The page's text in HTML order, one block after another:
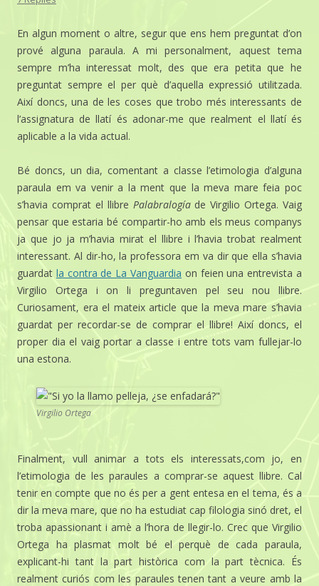
En algun moment o altre, segur que ens hem preguntat d’on
prové alguna paraula. A mi personalment, aquest tema
sempre m’ha interessat molt, des que era petita que he
preguntat sempre el per què d’aquella expressió utilitzada.
Així doncs, una de les coses que trobo més interessants de
l’assignatura de llatí és adonar-me que realment el llatí és
aplicable a la vida actual.
Bé doncs, un dia, comentant a classe l’etimologia d’alguna
paraula em va venir a la ment que la meva mare feia poc
s’havia comprat el llibre Palabralogía de Virgilio Ortega. Vaig
pensar que estaria bé compartir-ho amb els meus companys
ja que jo ja m’havia mirat el llibre i l’havia trobat realment
interessant. Al dir-ho, la professora em va dir que ella s’havia
guardat la contra de La Vanguardia on feien una entrevista a
Virgilio Ortega i on li preguntaven pel seu nou llibre.
Curiosament, era el mateix article que la meva mare s’havia
guardat per recordar-se de comprar el llibre! Així doncs, el
proper dia el vaig portar a classe i entre tots vam fullejar-lo
una estona.
Virgilio Ortega
Finalment, vull animar a tots els interessats,com jo, en
l’etimologia de les paraules a comprar-se aquest llibre. Cal
tenir en compte que no és per a gent entesa en el tema, és a
dir la meva mare, que no ha estudiat cap filologia sinó dret, el
troba apassionant i amè a l’hora de llegir-lo. Crec que Virgilio
Ortega ha plasmat molt bé el perquè de cada paraula,
explicant-hi tant la part històrica com la part tècnica. És
realment curiós com les paraules tenen tant a veure amb la